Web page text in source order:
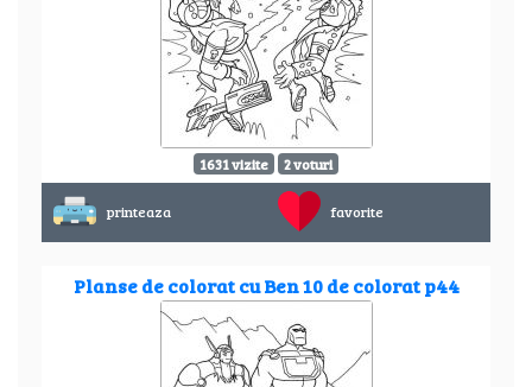
1631 vizite 2 voturi
printeaza favorite
Planse de colorat cu Ben 10 de colorat p44